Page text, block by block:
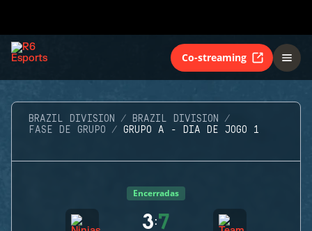
Co-streaming
BRAZIL DIVISION
BRAZIL DIVISION
FASE DE GRUPO
GRUPO A - DIA DE JOGO 1
Encerradas
3:7